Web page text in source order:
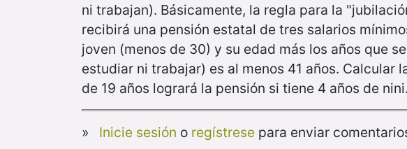
ni trabajan). Básicamente, la regla para la
recibirá una pensión estatal de tres salarios
joven (menos de 30) y su edad más los años que
estudiar ni trabajar) es al menos 41 años. Calcular
de 19 años logrará la pensión si tiene 4 años de nini.
» Inicie sesión o regístresepara enviar